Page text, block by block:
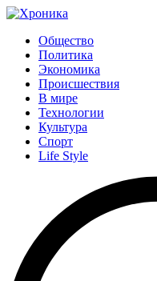
Общество
Политика
Экономика
Происшествия
В мире
Технологии
Культура
Спорт
Life Style